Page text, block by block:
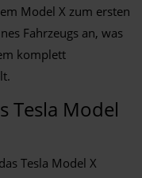
Model X zum ersten
Fahrzeugs an, was
komplett
Tesla Model
Tesla Model X